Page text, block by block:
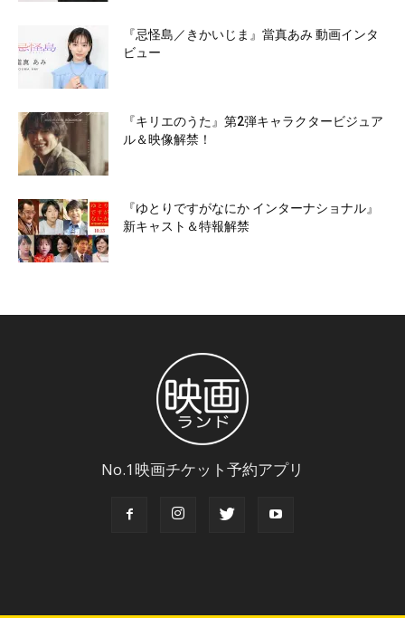
『忌怪島／きかいじま』當真あみ 動画インタ
ビュー
『キリエのうた』第2弾キャラクタービジュア
ル＆映像解禁！
『ゆとりですがなにか インターナショナル』
新キャスト＆特報解禁
No.1映画チケット予約アプリ